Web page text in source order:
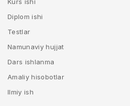
Diplom ishi
Testlar
Namunaviy hujjat
Dars ishlanma
Amaliy hisobotlar
Ilmiy ish